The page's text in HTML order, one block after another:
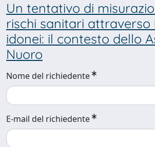
Un tentativo di
rischi sanitari attraverso
idonei: il contesto dello
Nuoro
Nome del richiedente
E-mail del richiedente